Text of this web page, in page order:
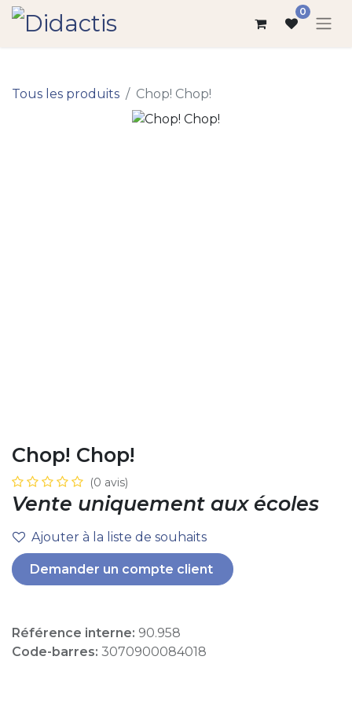
0
Tous les produits Chop! Chop!
Chop! Chop!
(0 avis)
Vente uniquement aux écoles
Ajouter à la liste de souhaits
Demander un compte client
Référence interne: 90.958
Code-barres: 3070900084018